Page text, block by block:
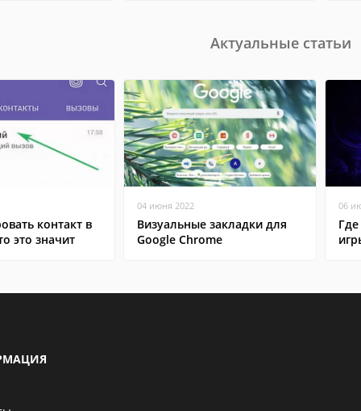
Актуальные статьи
контакт в
это значит
04 июня 2022
Визуальные закладки для
Google Chrome
06